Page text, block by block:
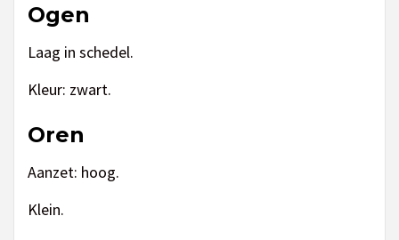
Ogen
Laag in schedel.
Kleur: zwart.
Oren
Aanzet: hoog.
Klein.